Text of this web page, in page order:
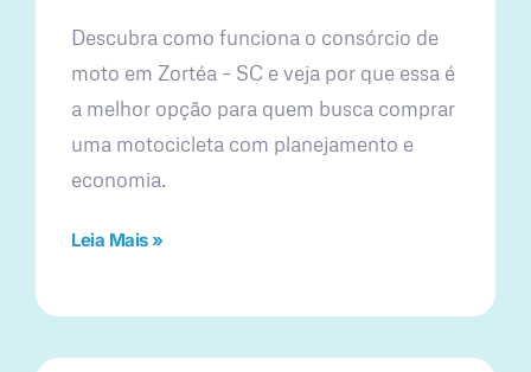
Descubra como funciona o consórcio de
moto em Zortéa – SC e veja por que essa é
a melhor opção para quem busca comprar
uma motocicleta com planejamento e
economia.
Leia Mais »